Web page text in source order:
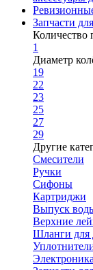
Запчасти
Количество
1
Диаметр
19
22
23
25
27
29
Другие
Смесители
Ручки
Сифоны
Картриджи
Выпуск
Верхние
Шланги для
Электроника